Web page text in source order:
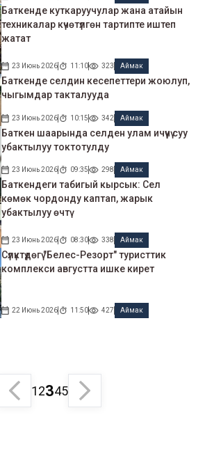
Баткенде куткаруучулар жана атайын
техникалар күчөтүлгөн тартипте иштеп
жатат
23 Июнь 2026 11:10 323 Аймак
Баткенде селдин кесепеттери жоюлуп,
чыгымдар такталууда
23 Июнь 2026 10:15 342 Аймак
Баткен шаарында селден улам ичүүчү суу
убактылуу токтотулду
23 Июнь 2026 09:35 298 Аймак
Баткендеги табигый кырсык: Сел
көмөк чордонду каптап, жарык
убактылуу өчтү
23 Июнь 2026 08:30 338 Аймак
Сүлүктүдөгү "Белес-Резорт" туристтик
комплекси августта ишке кирет
22 Июнь 2026 11:50 427 Аймак
12345